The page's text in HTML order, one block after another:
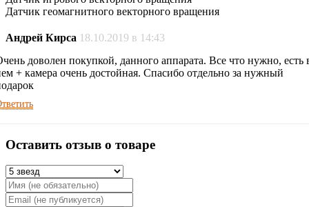
Датчик геомагнитного векторного вращения
Андрей Кирса 18.10.2019 в 14:43
доволен покупкой, данного аппарата. Все что нужно, есть
+ камера очень достойная. Спасибо отдельно за нужный
Оставить отзыв о товаре